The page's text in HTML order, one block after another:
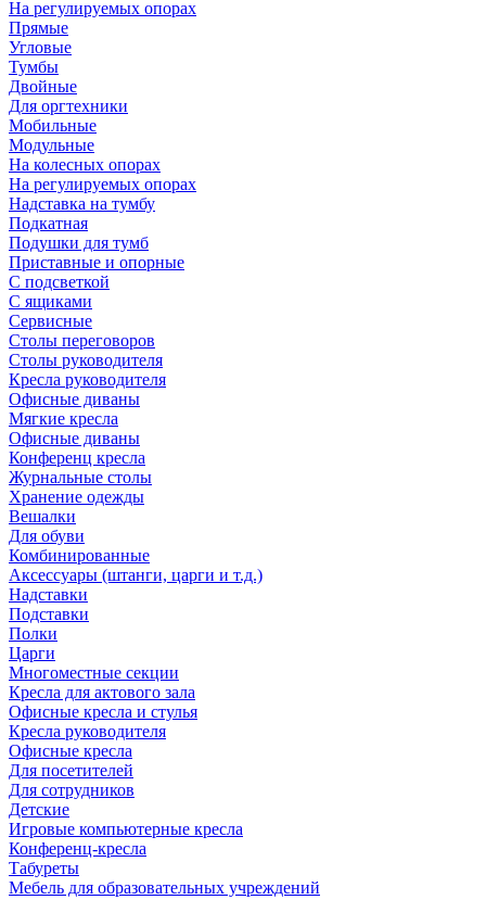
На регулируемых опорах
Прямые
Угловые
Тумбы
Двойные
Для оргтехники
Мобильные
Модульные
На колесных опорах
На регулируемых опорах
Надставка на тумбу
Подкатная
Подушки для тумб
Приставные и опорные
С подсветкой
С ящиками
Сервисные
Столы переговоров
Столы руководителя
Кресла руководителя
Офисные диваны
Мягкие кресла
Офисные диваны
Конференц кресла
Журнальные столы
Хранение одежды
Вешалки
Для обуви
Комбинированные
Аксессуары (штанги, царги и т.д.)
Надставки
Подставки
Полки
Царги
Многоместные секции
Кресла для актового зала
Офисные кресла и стулья
Кресла руководителя
Офисные кресла
Для посетителей
Для сотрудников
Детские
Игровые компьютерные кресла
Конференц-кресла
Табуреты
Мебель для образовательных учреждений